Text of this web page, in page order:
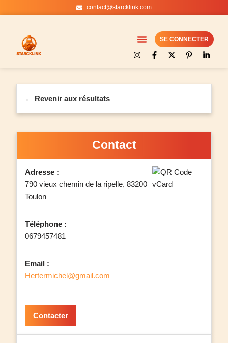
contenu
contact@starcklink.com
SE CONNECTER
← Revenir aux résultats
Contact
Adresse :
790 vieux chemin de la ripelle, 83200
Toulon
Téléphone :
0679457481
Email :
Hertermichel@gmail.com
Contacter